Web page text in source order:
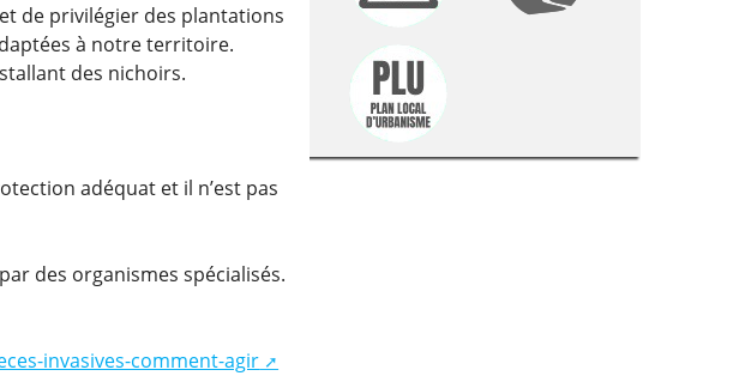
de privilégier des plantations
à notre territoire.
des nichoirs.
adéquat et il n’est pas
des organismes spécialisés.
invasives-comment-agir